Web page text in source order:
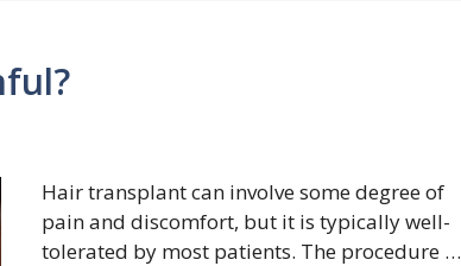
Hair transplant can involve some degree of
pain and discomfort, but it is typically well-
tolerated by most patients. The procedure …